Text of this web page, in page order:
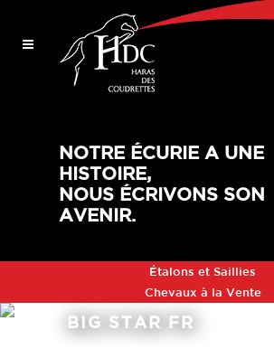
NOTRE ÉCURIE A UNE
HISTOIRE,
NOUS ÉCRIVONS SON
AVENIR.
Étalons et Saillies
Chevaux à la Vente
BIG STAR FR